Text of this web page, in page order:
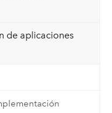
de aplicaciones